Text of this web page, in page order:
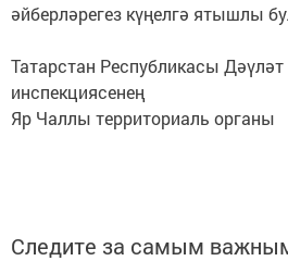
әйберләрегез күңелгә ятышлы
Татарстан Республикасы Дәүләт
инспекциясенең
Яр Чаллы территориаль органы
Следите за самым